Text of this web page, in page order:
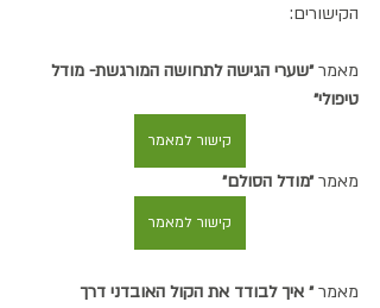
הקישורים:
מאמר ״שערי הגישה לתחושה המורגשת- מודל
טיפולי״
קישור למאמר
מאמר ״מודל הסולם״
קישור למאמר
מאמר ״ איך לבודד את הקול האובדני דרך